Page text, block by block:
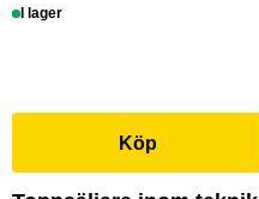
I lager
Köp